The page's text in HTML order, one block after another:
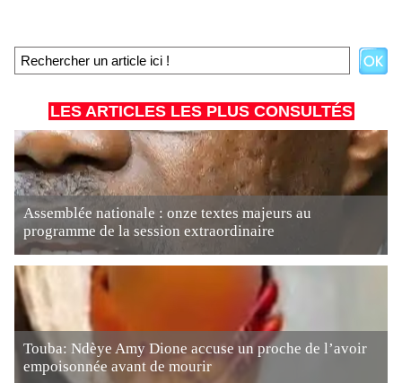
LES ARTICLES LES PLUS CONSULTÉS
Assemblée nationale : onze textes majeurs au
programme de la session extraordinaire
Touba: Ndèye Amy Dione accuse un proche de l’avoir
empoisonnée avant de mourir